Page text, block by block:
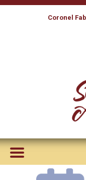
Coronel